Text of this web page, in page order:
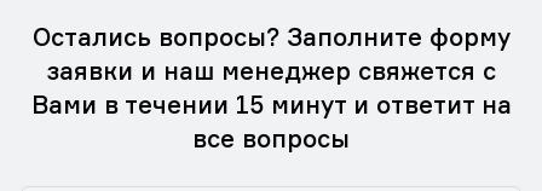
Остались вопросы? Заполните форму
заявки и наш менеджер свяжется с
Вами в течении 15 минут и ответит на
все вопросы